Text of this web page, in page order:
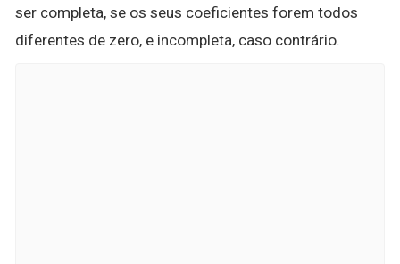
ser completa, se os seus coeficientes forem todos
diferentes de zero, e incompleta, caso contrário.